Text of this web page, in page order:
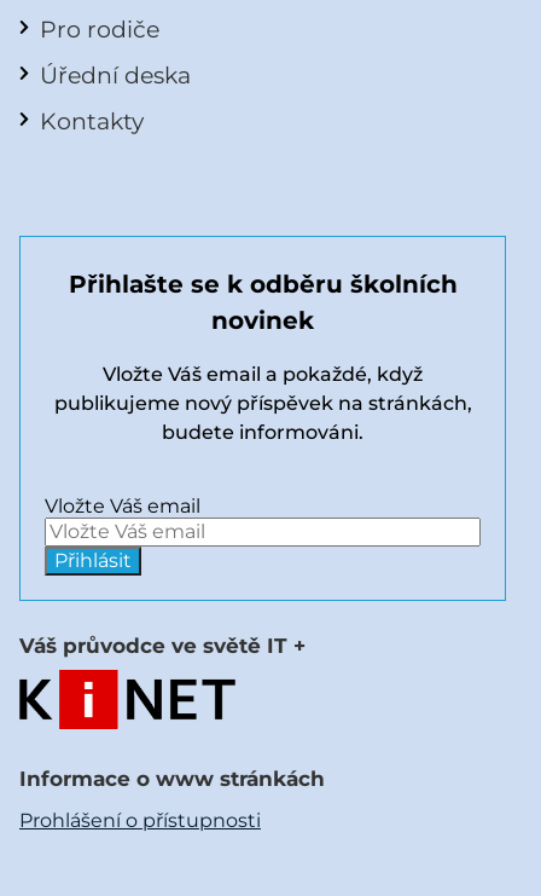
Pro rodiče
Úřední deska
Kontakty
Přihlašte se k odběru školních
novinek
Vložte Váš email a pokaždé, když
publikujeme nový příspěvek na stránkách,
budete informováni.
Vložte Váš email
Váš průvodce ve světě IT +
Informace o www stránkách
Prohlášení o přístupnosti